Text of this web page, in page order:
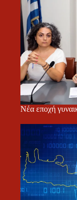
Νέα εποχή